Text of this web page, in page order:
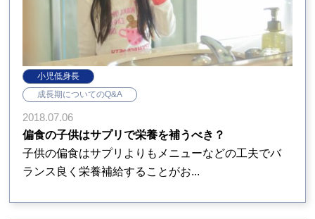
小児低身長
成長期についてのQ&A
2018.07.06
偏食の子供はサプリで栄養を補うべき？
子供の偏食はサプリよりもメニューなどの工夫でバ
ランス良く栄養補給することがお...